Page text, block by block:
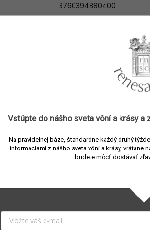
3760394880400
45 hod.
:
oud, pačuli
Vstúpte do nášho sveta vôní a krásy a
Na pravidelnej báze, štandardne každý druhý
informáciami z nášho sveta vôní a krásy, vrátane
budete môcť dostávať